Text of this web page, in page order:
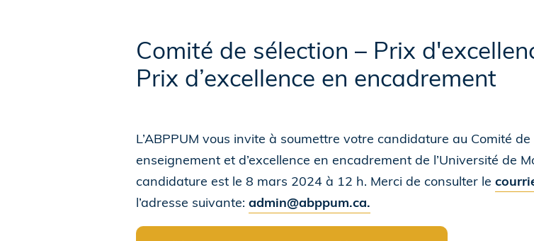
Comité de sélection – Prix
Prix d’excellence en encadrement
L’ABPPUM vous invite à soumettre votre candidature au Comité
enseignement et d’excellence en encadrement de l’Université de
candidature est le 8 mars 2024 à 12 h. Merci de consulter le
l’adresse suivante: admin@abppum.ca.